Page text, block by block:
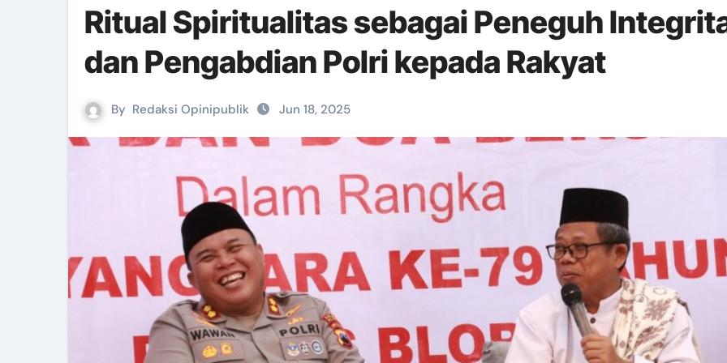
Ritual Spiritualitas sebagai Peneguh
dan Pengabdian Polri kepada Rakyat
By Redaksi Opinipublik Jun 18, 2025